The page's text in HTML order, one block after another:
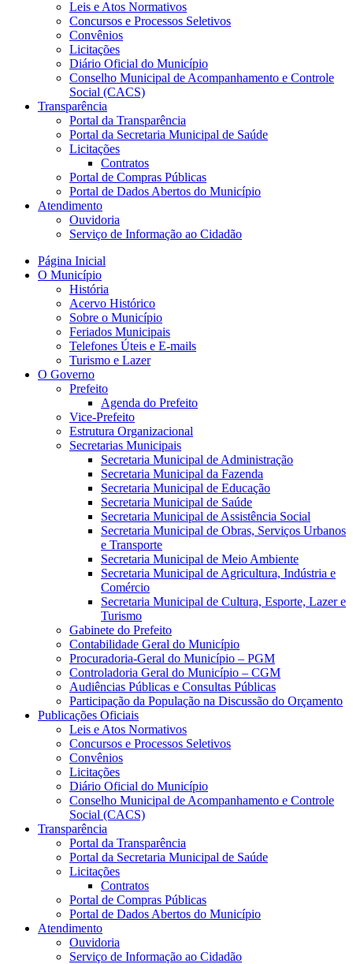
Leis e Atos Normativos
Concursos e Processos Seletivos
Convênios
Licitações
Diário Oficial do Município
Conselho Municipal de Acompanhamento e Controle
Social (CACS)
Transparência
Portal da Transparência
Portal da Secretaria Municipal de Saúde
Licitações
Contratos
Portal de Compras Públicas
Portal de Dados Abertos do Município
Atendimento
Ouvidoria
Serviço de Informação ao Cidadão
Página Inicial
O Município
História
Acervo Histórico
Sobre o Município
Feriados Municipais
Telefones Úteis e E-mails
Turismo e Lazer
O Governo
Prefeito
Agenda do Prefeito
Vice-Prefeito
Estrutura Organizacional
Secretarias Municipais
Secretaria Municipal de Administração
Secretaria Municipal da Fazenda
Secretaria Municipal de Educação
Secretaria Municipal de Saúde
Secretaria Municipal de Assistência Social
Secretaria Municipal de Obras, Serviços Urbanos
e Transporte
Secretaria Municipal de Meio Ambiente
Secretaria Municipal de Agricultura, Indústria e
Comércio
Secretaria Municipal de Cultura, Esporte, Lazer e
Turismo
Gabinete do Prefeito
Contabilidade Geral do Município
Procuradoria-Geral do Município – PGM
Controladoria Geral do Município – CGM
Audiências Públicas e Consultas Públicas
Participação da População na Discussão do Orçamento
Publicações Oficiais
Leis e Atos Normativos
Concursos e Processos Seletivos
Convênios
Licitações
Diário Oficial do Município
Conselho Municipal de Acompanhamento e Controle
Social (CACS)
Transparência
Portal da Transparência
Portal da Secretaria Municipal de Saúde
Licitações
Contratos
Portal de Compras Públicas
Portal de Dados Abertos do Município
Atendimento
Ouvidoria
Serviço de Informação ao Cidadão